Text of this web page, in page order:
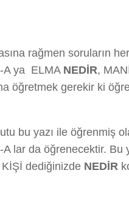
rağmen soruların
A ya ELMA NEDİR,
öğretmek gerekir ki
bu yazı ile öğrenmiş
lar da öğrenecektir. Bu
KİŞİ dediğinizde NEDİR